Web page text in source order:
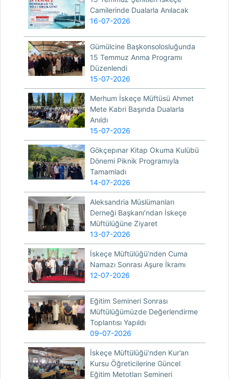
Camilerinde Dualarla Anılacak
16-07-2026
Gümülcine Başkonsolosluğunda
15 Temmuz Anma Programı
Düzenlendi
15-07-2026
Merhum İskeçe Müftüsü Ahmet
Mete Kabri Başında Dualarla
Anıldı
15-07-2026
Gökçepınar Kitap Okuma Kulübü
Dönemi Piknik Programıyla
Tamamladı
14-07-2026
Aleksandria Müslümanları
Derneği Başkanı’ndan İskeçe
Müftülüğüne Ziyaret
13-07-2026
İskeçe Müftülüğü’nden Cuma
Namazı Sonrası Aşure İkramı
12-07-2026
Eğitim Semineri Sonrası
Müftülüğümüzde Değerlendirme
Toplantısı Yapıldı
09-07-2026
İskeçe Müftülüğü’nden Kur’an
Kursu Öğreticilerine Güncel
Eğitim Metotları Semineri